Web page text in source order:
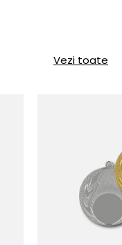
Vezi toate